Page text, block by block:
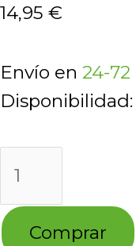
14,95 €
Envío en 24-72
Disponibilidad:
MAX
LAXANTE
Comprar